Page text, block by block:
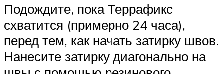
Подождите, пока Террафикс
схватится (примерно 24 часа),
перед тем, как начать затирку швов.
Нанесите затирку диагонально на